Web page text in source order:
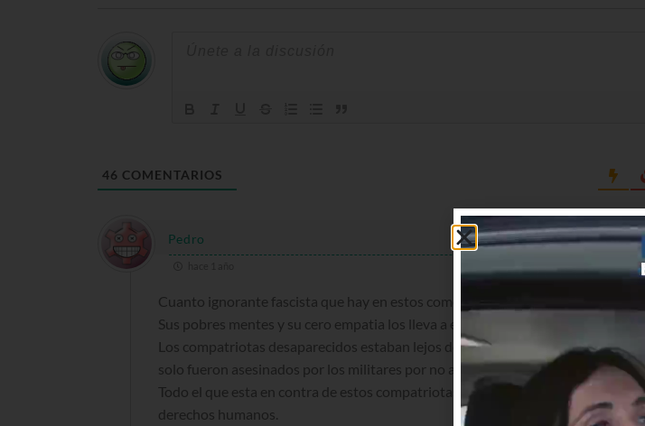
46 COMENTARIOS
Pedro
Cuanto ignorante fascista que hay en estos comentarios.
Sus pobres mentes y su cero empatia los lleva a escribir cualquier disparate.
Los compatriotas desaparecidos estaban lejos de ser terroristas o tupamaros,
solo fueron asesinados por los militares por no apoyar una dictadura.
Todo el que esta en contra de estos compatriotas es un torturador, asesino y
derechos humanos.